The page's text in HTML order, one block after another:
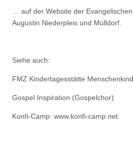
… auf der Website der
Augustin Niederpleis und Mülldorf.
Siehe auch:
FMZ Kindertagesstätte
Gospel Inspiration (Gospelchor)
Konfi-Camp: www.konfi-camp.net